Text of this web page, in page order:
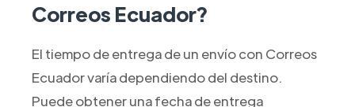
Correos Ecuador?
El tiempo de entrega de un envío con Correos
Ecuador varía dependiendo del destino.
Puede obtener una fecha de entrega